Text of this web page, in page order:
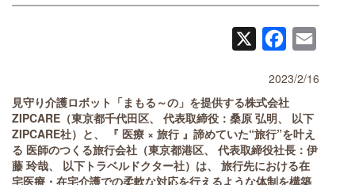
Facebook
2023/2/16
見守り介護ロボット「まもる～の」を提供する株式会社
ZIPCARE（東京都千代田区、 代表取締役：桑原 弘明、 以下
ZIPCARE社）と、 『 医療 × 旅行 』諦めていた“旅行”を叶え
る 医師のつくる旅行会社（東京都港区、 代表取締役社長：伊
藤 玲哉、 以下トラベルドクター社）は、 旅行先における在
宅医療・在宅介護での柔軟な対応を行えるような体制を構築